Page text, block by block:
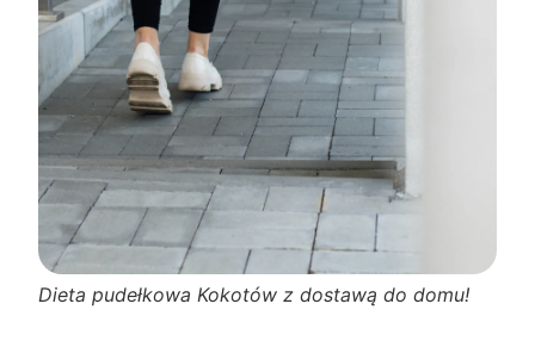
Dieta pudełkowa Kokotów z dostawą do domu!